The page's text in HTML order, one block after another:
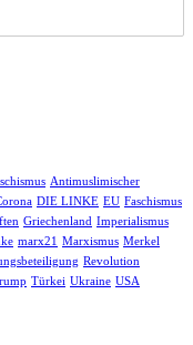
Antimuslimischer
DIE LINKE EU Faschismus
Griechenland Imperialismus
marx21 Marxismus Merkel
Revolution
Türkei Ukraine USA